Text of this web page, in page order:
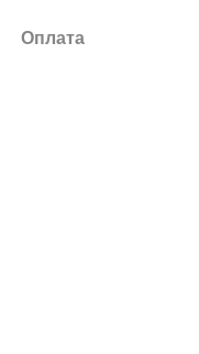
Оплата